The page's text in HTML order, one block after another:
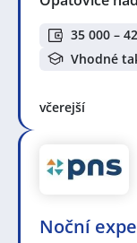
35 000 –
Vhodné
včerejší
Noční